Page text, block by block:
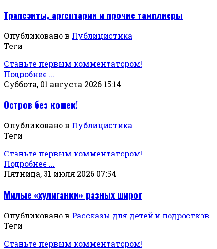
Трапезиты, аргентарии и прочие тамплиеры
Опубликовано в Публицистика
Теги
Станьте первым комментатором!
Подробнее ...
Суббота, 01 августа 2026 15:14
Остров без кошек!
Опубликовано в Публицистика
Теги
Станьте первым комментатором!
Подробнее ...
Пятница, 31 июля 2026 07:54
Милые «хулиганки» разных широт
Опубликовано в Рассказы для детей и подростков
Теги
Станьте первым комментатором!